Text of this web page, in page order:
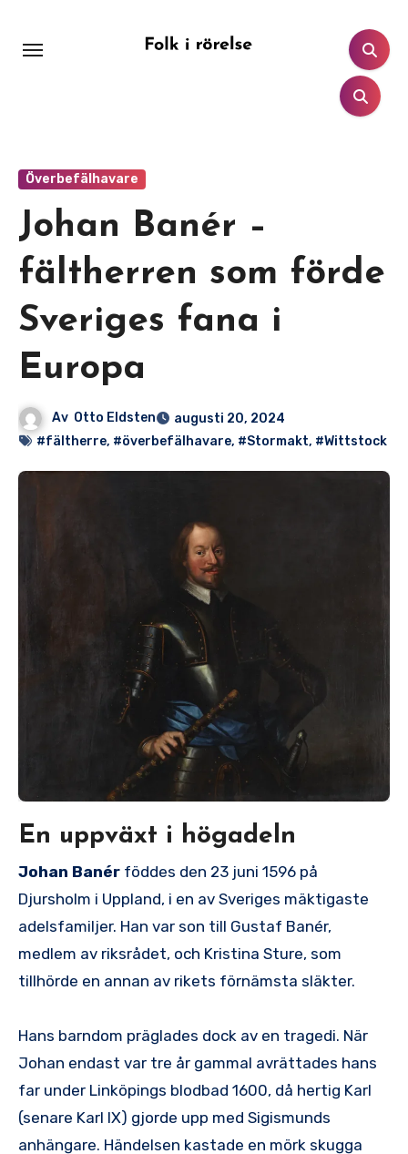
innehåll
Överbefälhavare
Johan Banér –
fältherren som förde
Sveriges fana i
Europa
Av Otto Eldsten
augusti 20, 2024
#fältherre, #överbefälhavare, #Stormakt, #Wittstock
En uppväxt i högadeln
Johan Banér föddes den 23 juni 1596 på
Djursholm i Uppland, i en av Sveriges mäktigaste
adelsfamiljer. Han var son till Gustaf Banér,
medlem av riksrådet, och Kristina Sture, som
tillhörde en annan av rikets förnämsta släkter.
Hans barndom präglades dock av en tragedi. När
Johan endast var tre år gammal avrättades hans
far under Linköpings blodbad 1600, då hertig Karl
(senare Karl IX) gjorde upp med Sigismunds
anhängare. Händelsen kastade en mörk skugga